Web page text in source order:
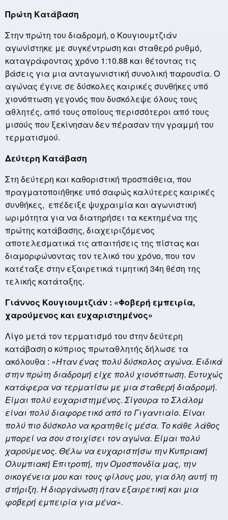
Πρώτη Κατάβαση
Στην πρώτη του διαδρομή, ο Κουγιουμτζιάν
αγωνίστηκε με συγκέντρωση και σταθερό ρυθμό,
καταγράφοντας χρόνο 1:10.88 και θέτοντας τις
βάσεις για μια ανταγωνιστική συνολική παρουσία. Ο
αγώνας έγινε σε δύσκολες καιρικές συνθήκες υπό
χιονόπτωση γεγονός που δυσκόλεψε όλους τους
αθλητές, από τους οποίους περισσότεροι από τους
μισούς που ξεκίνησαν δεν πέρασαν την γραμμή του
τερματισμού.
Δεύτερη Κατάβαση
Στη δεύτερη και καθοριστική προσπάθεια, που
πραγματοποιήθηκε υπό σαφώς καλύτερες καιρικές
συνθήκες, επέδειξε ψυχραιμία και αγωνιστική
ωριμότητα για να διατηρήσει τα κεκτημένα της
πρώτης κατάβασης, διαχειριζόμενος
αποτελεσματικά τις απαιτήσεις της πίστας και
διαμορφώνοντας τον τελικό του χρόνο, που τον
κατέταξε στην εξαιρετικά τιμητική 34η θέση της
τελικής κατάταξης.
Γιάννος Κουγιουμτζιάν : «Φοβερή εμπειρία,
χαρούμενος και ευχαριστημένος»
Λίγο μετά τον τερματισμό του στην δεύτερη
κατάβαση ο κύπριος πρωταθλητής δήλωσε τα
ακόλουθα : «Ήταν ένας πολύ δύσκολος αγώνα. Ειδικά
στην πρώτη διαδρομή είχε πολύ χιονόπτωση. Ευτυχώς
κατάφερα να τερματίσω με μια σταθερή διαδρομή.
Είμαι πολύ ευχαριστημένος. Σίγουρα το Σλάλομ
είναι πολύ διαφορετικό από το Γιγαντιαίο. Είναι
πολύ πιο δύσκολο να κρατηθείς μέσα. Το κάθε λάθος
μπορεί να σου στοιχίσει τον αγώνα. Είμαι πολύ
χαρούμενος. Θέλω να ευχαριστήσω την Κυπριακή
Ολυμπιακή Επιτροπή, την Ομοσπονδία μας, την
οικογένεια μου και τους φίλους μου, για όλη αυτή τη
στήριξη. Η διοργάνωση ήταν εξαιρετική και μια
φοβερή εμπειρία για μένα».